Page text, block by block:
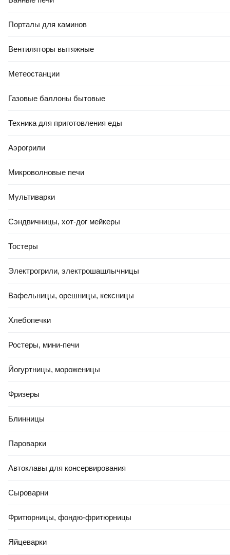
Порталы для каминов
Вентиляторы вытяжные
Метеостанции
Газовые баллоны бытовые
Техника для приготовления еды
Аэрогрили
Микроволновые печи
Мультиварки
Сэндвичницы, хот-дог мейкеры
Тостеры
Электрогрили, электрошашлычницы
Вафельницы, орешницы, кексницы
Хлебопечки
Ростеры, мини-печи
Йогуртницы, мороженицы
Фризеры
Блинницы
Пароварки
Автоклавы для консервирования
Сыроварни
Фритюрницы, фондю-фритюрницы
Яйцеварки